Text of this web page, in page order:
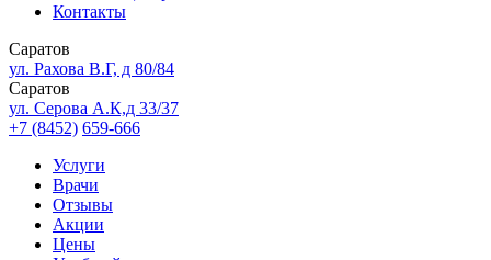
Контакты
Саратов
ул. Рахова В.Г, д 80/84
Саратов
ул. Серова А.К,д 33/37
+7 (8452) 659-666
Услуги
Врачи
Отзывы
Акции
Цены